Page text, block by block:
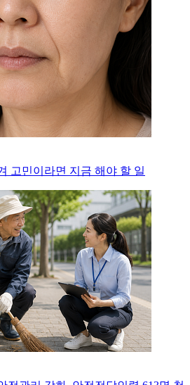
고민이라면 지금 해야 할 일